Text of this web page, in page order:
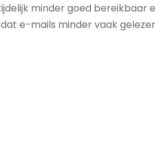
minder goed bereikbaar
e-mails minder vaak